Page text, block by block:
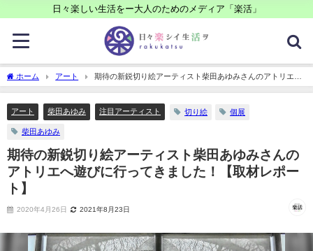
日々楽しい生活をー大人のためのメディア「楽活」
ホーム アート
期待の新鋭切り絵アーティスト柴田あゆみさんのアトリエへ
遊びに行ってきました！【取材レポート】
アート 柴田あゆみ 注目アーティスト 切り絵 個展
柴田あゆみ
期待の新鋭切り絵アーティスト柴田あゆみさんの
アトリエへ遊びに行ってきました！【取材レポー
ト】
2020年4月26日 2021年8月23日